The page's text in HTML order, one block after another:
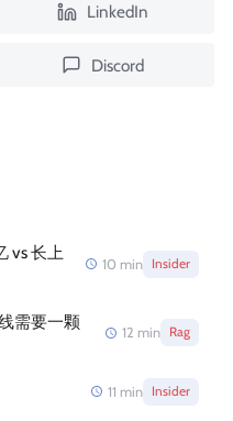
LinkedIn
Discord
vs 长上
10 min Insider
需要一颗
12 min Rag
11 min Insider